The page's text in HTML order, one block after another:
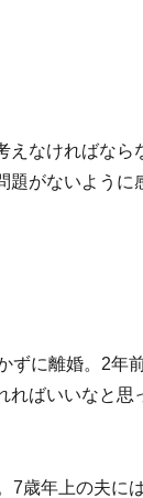
なければな
がないように
ずに離婚。2年
ばいいなと
歳年上の夫に